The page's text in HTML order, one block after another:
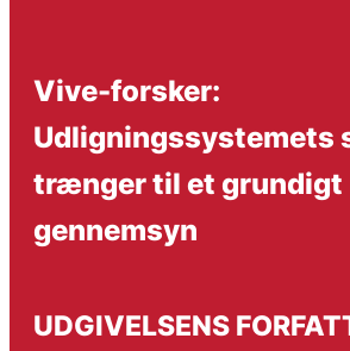
Vive-forsker:
trænger til et grundigt
gennemsyn
UDGIVELSENS